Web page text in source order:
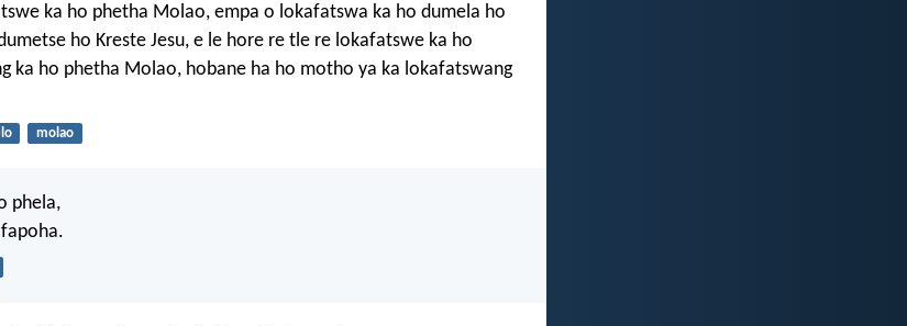
ka ho phetha Molao, empa o lokafatswa ka ho dumela ho
ho Kreste Jesu, e le hore re tle re lokafatswe ka ho
ka ho phetha Molao, hobane ha ho motho ya ka lokafatswang
molao
phela,